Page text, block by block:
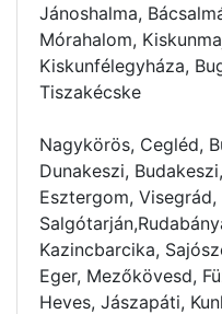
Jánoshalma,
Mórahalom,
Kiskunfélegyháza,
Tiszakécske
Nagykörös, Cegléd,
Dunakeszi,
Esztergom,
Kazincbarcika,
Eger, Mezőkövesd,
Heves, Jászapáti,